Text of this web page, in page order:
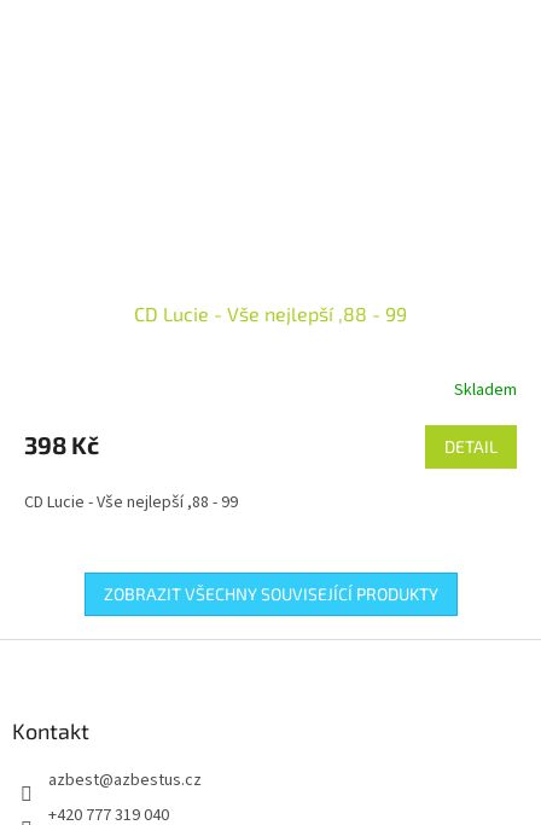
CD Lucie - Vše nejlepší ,88 - 99
Skladem
398 Kč DETAIL
CD Lucie - Vše nejlepší ,88 - 99
ZOBRAZIT VŠECHNY SOUVISEJÍCÍ PRODUKTY
Kontakt
azbest@azbestus.cz
+420 777 319 040